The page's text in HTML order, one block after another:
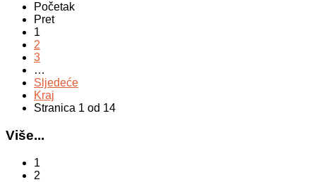
Početak
Pret
1
2
3
…
Sljedeće
Kraj
Stranica 1 od 14
Više...
1
2